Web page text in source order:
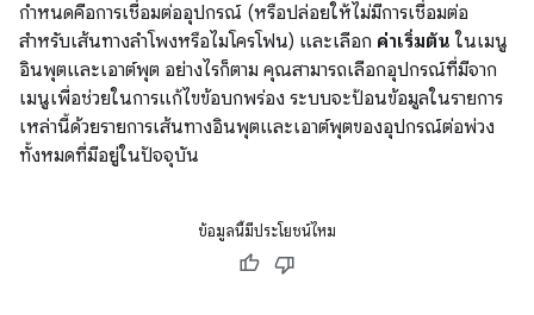
กำหนดคือการเชื่อมต่ออุปกรณ์ (หรือปล่อยให้ไม่มีการเชื่อมต่อ
สำหรับเส้นทางลำโพงหรือไมโครโฟน) และเลือก ค่าเริ่มต้น ในเมนู
อินพุตและเอาต์พุต อย่างไรก็ตาม คุณสามารถเลือกอุปกรณ์ที่มีจาก
เมนูเพื่อช่วยในการแก้ไขข้อบกพร่อง ระบบจะป้อนข้อมูลในรายการ
เหล่านี้ด้วยรายการเส้นทางอินพุตและเอาต์พุตของอุปกรณ์ต่อพ่วง
ทั้งหมดที่มีอยู่ในปัจจุบัน
ข้อมูลนี้มีประโยชน์ไหม